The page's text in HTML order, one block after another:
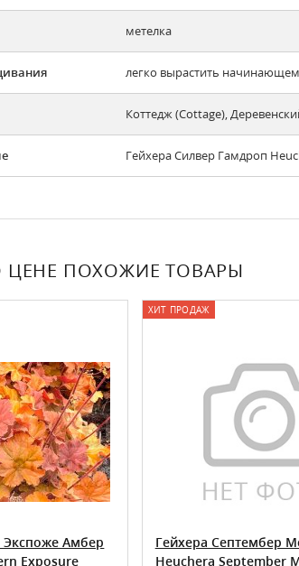
метелка
легко вырастить
Коттедж (Cottage),
Гейхера Силвер Гамдроп
ЦЕНЕ ПОХОЖИЕ ТОВАРЫ
Экспоже Амбер
Exposure
ХИТ ПРОДАЖ
Гейхера Септембер
Heuchera September